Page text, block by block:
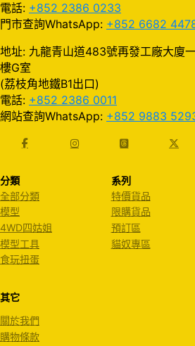
電話: +852 2386 0233
門市查詢WhatsApp: +852 6682
地址: 九龍青山道483號再發工廠大廈
樓G室
(荔枝角地鐵B1出口)
電話: +852 2386 0011
網站查詢WhatsApp: +852 9883
分類
全部分類
模型
4WD四姑姐
模型工具
食玩扭蛋
系列
特價貨品
限購貨品
預訂區
貓奴專區
其它
關於我們
購物條款